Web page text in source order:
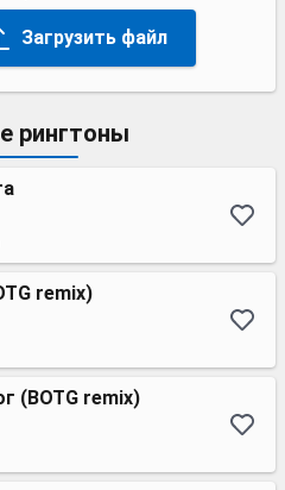
Загрузить файл
рингтоны
remix)
(BOTG remix)